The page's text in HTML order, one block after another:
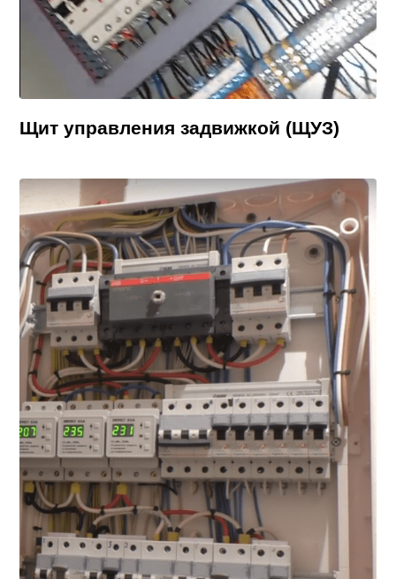
Щит управления задвижкой (ЩУЗ)